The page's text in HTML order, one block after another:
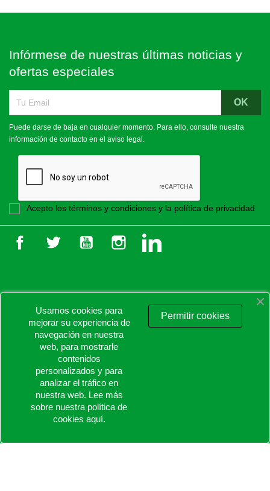
Infórmese de nuestras últimas noticias y
ofertas especiales
Puede darse de baja en cualquier momento. Para ello, consulte nuestra
información de contacto en el aviso legal.
Acepto los términos y condiciones y la política de privacidad
FacebookTwitter YouTube Instagram
PRODUCTOS
NUESTRA EMPRESA
TU CUENTA
INFORMACIÓN DE LA TIENDA
© 2026 - Proaltstore.com - Todos los derechos reservados.
Usamos cookies para
mejorar su experiencia de
navegación en nuestra
web, para mostrarle
contenidos
personalizados y para
analizar el tráfico en
nuestra web. Lee más
sobre nuestra política de
cookies aquí.
Permitir cookies